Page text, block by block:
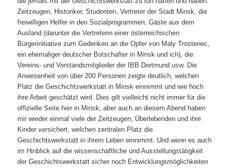
Zeitzeugen, Historiker, Studenten, Vertreter der Stadt Minsk, die
freiwilligen Helfer in den Sozialprogrammen, Gäste aus dem
Ausland (darunter die Vertreterin einer österreichischen
Bürgerinitiative zum Gedenken an die Opfer von Maly Trostenec,
ein ehemaliger deutscher Botschafter in Minsk und ich), die
Vereins- und Vorstandsmitglieder der IBB Dortmund usw. Die
Anwesenheit von über 200 Personen zeigte deutlich, welchen
Platz die Geschichtswerkstatt in Minsk einnimmt und wie hoch
ihre Arbeit geschätzt wird. Dies gilt vielleicht nicht immer für die
offizielle Seite hier in Minsk, aber auch an diesem Abend haben
mir wieder einmal viele der Zeitzeugen, Überlebenden und ihre
Kinder versichert, welchen zentralen Platz die
Geschichtswerkstatt in ihrem Leben einnimmt. Und wenn es auch
im Hinblick auf die wissenschaftliche und Ausstellungstätigkeit
der Geschichtswerkstatt sicher noch Entwicklungsmöglichkeiten